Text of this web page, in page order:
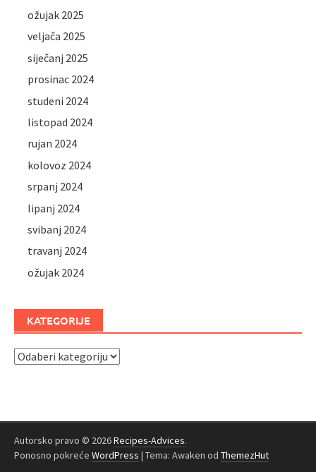
ožujak 2025
veljača 2025
siječanj 2025
prosinac 2024
studeni 2024
listopad 2024
rujan 2024
kolovoz 2024
srpanj 2024
lipanj 2024
svibanj 2024
travanj 2024
ožujak 2024
KATEGORIJE
Kategorije
Autorsko pravo © 2026Recipes-Advices.
Ponosno pokreće WordPress | Tema: Awaken od ThemezHut